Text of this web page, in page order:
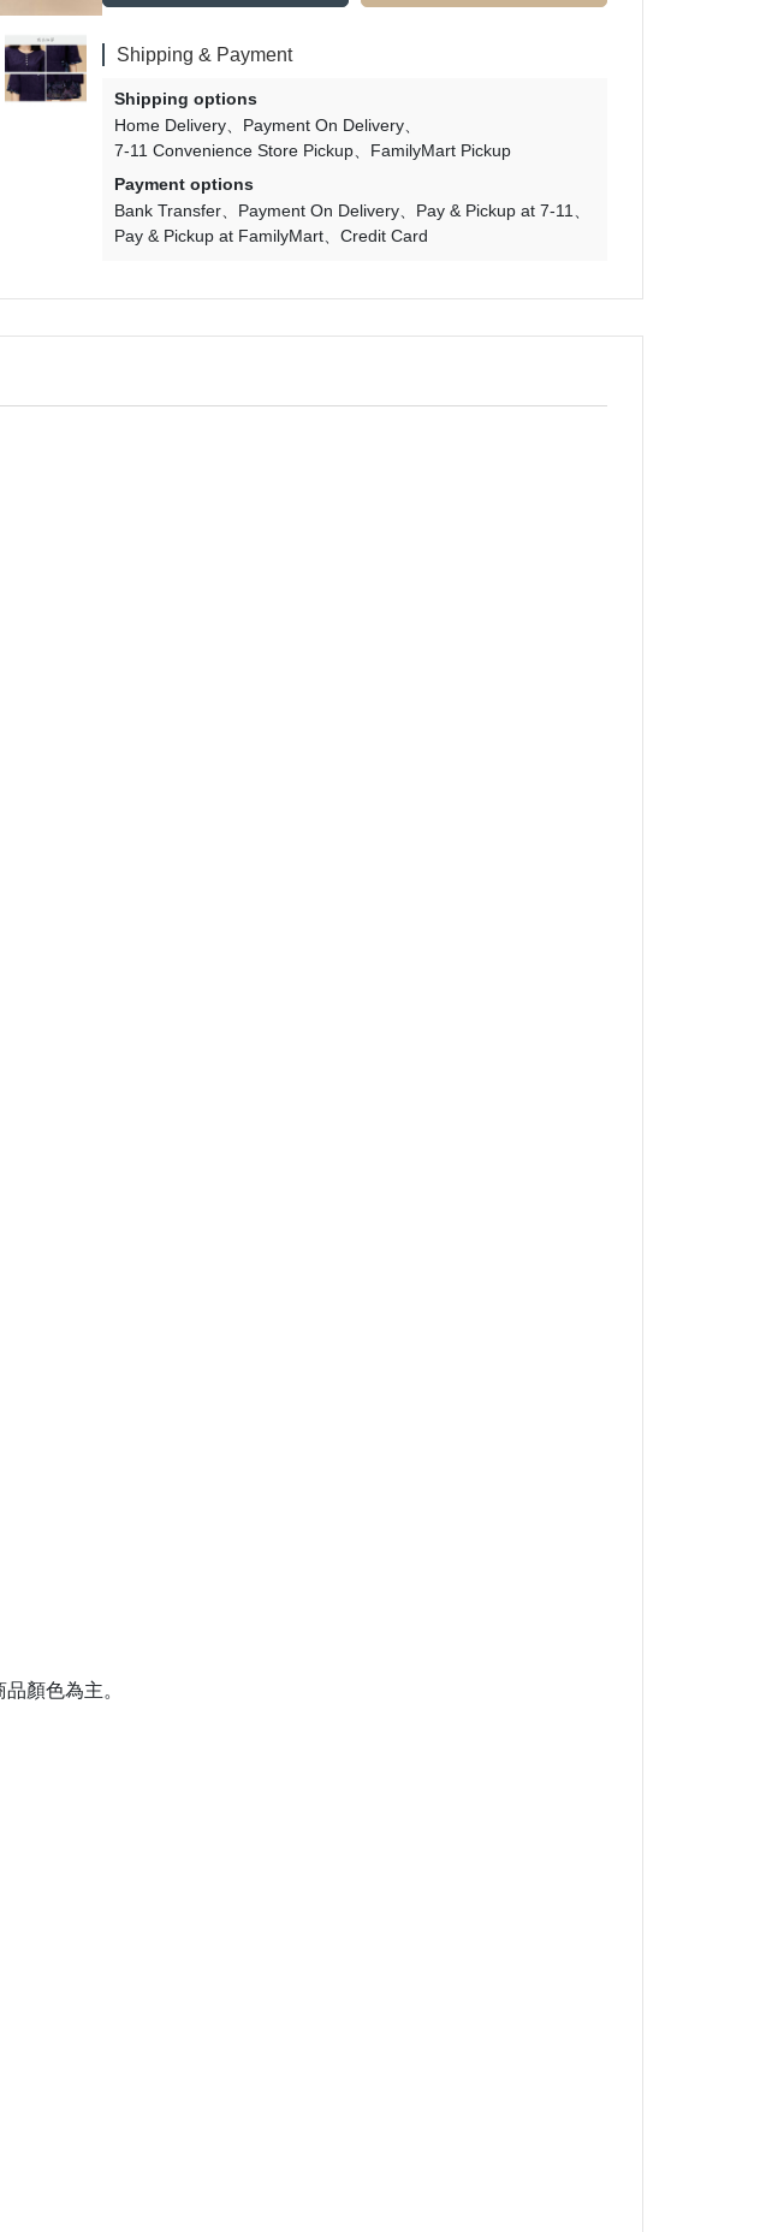
Shipping & Payment
Shipping options
Home Delivery
Payment On Delivery
7-11 Convenience Store Pickup
FamilyMart Pickup
Payment options
Bank Transfer
Payment On Delivery
Pay & Pickup at 7-11
Pay & Pickup at FamilyMart
Credit Card
顏色為主。